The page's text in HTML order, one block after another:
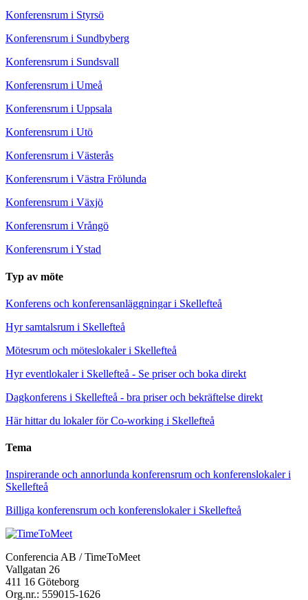
Konferensrum i Styrsö
Konferensrum i Sundbyberg
Konferensrum i Sundsvall
Konferensrum i Umeå
Konferensrum i Uppsala
Konferensrum i Utö
Konferensrum i Västerås
Konferensrum i Västra Frölunda
Konferensrum i Växjö
Konferensrum i Vrångö
Konferensrum i Ystad
Typ av möte
Konferens och konferensanläggningar i Skellefteå
Hyr samtalsrum i Skellefteå
Mötesrum och möteslokaler i Skellefteå
Hyr eventlokaler i Skellefteå - Se priser och boka direkt
Dagkonferens i Skellefteå - bra priser och bekräftelse direkt
Här hittar du lokaler för Co-working i Skellefteå
Tema
Inspirerande och annorlunda konferensrum och konferenslokaler i
Skellefteå
Billiga konferensrum och konferenslokaler i Skellefteå
Conferencia AB / TimeToMeet
Vallgatan 26
411 16 Göteborg
Org.nr.: 559015-1626